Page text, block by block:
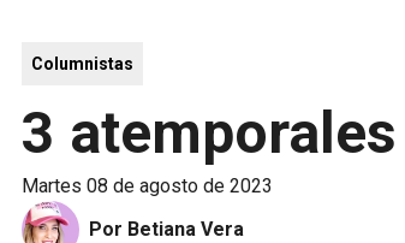
Columnistas
3
martes 08 de agosto de 2023
Por Betiana Vera